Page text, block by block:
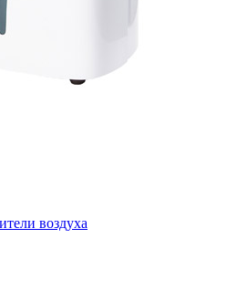
воздуха